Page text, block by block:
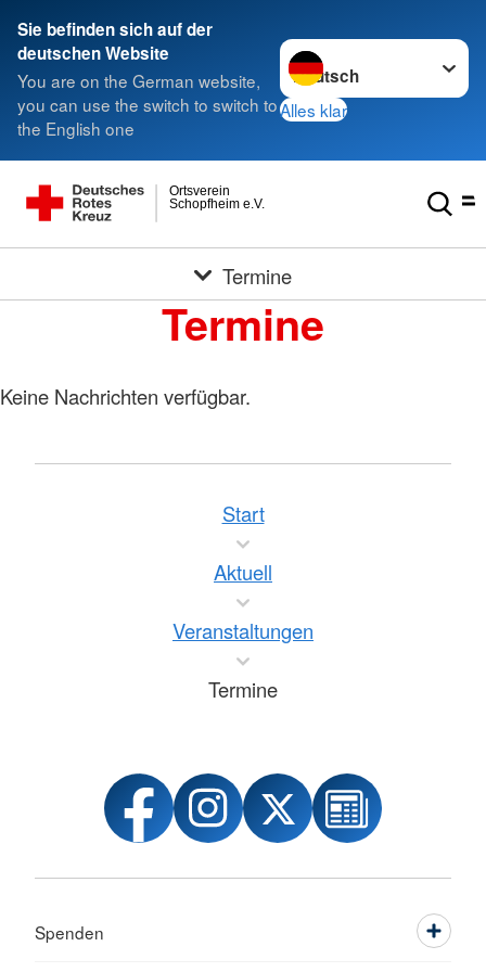
Sie befinden sich auf der
deutschen Website
You are on the German website,
you can use the switch to switch to
the English one
Sprache wechseln zu
Alles klar
Schopfheim e.V.
Ortsverein
Termine
Termine
Keine Nachrichten verfügbar.
Start
Aktuell
Veranstaltungen
Termine
Spenden